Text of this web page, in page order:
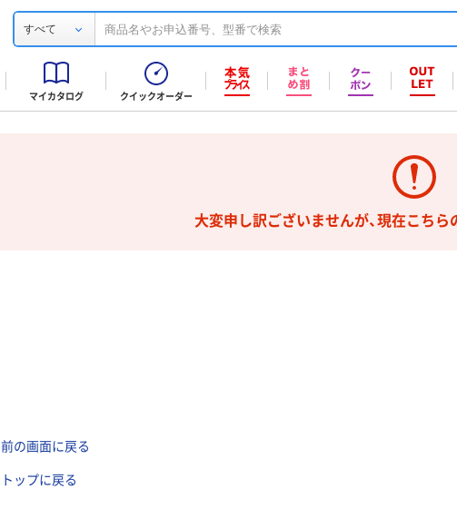
すべて
マイカタログ クイックオーダー
大変申し訳ございませんが、現在こちら
前の画面に戻る
トップに戻る